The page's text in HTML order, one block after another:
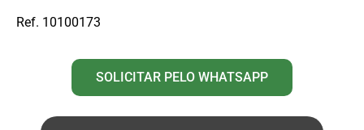
Ref. 10100173
SOLICITAR PELO WHATSAPP